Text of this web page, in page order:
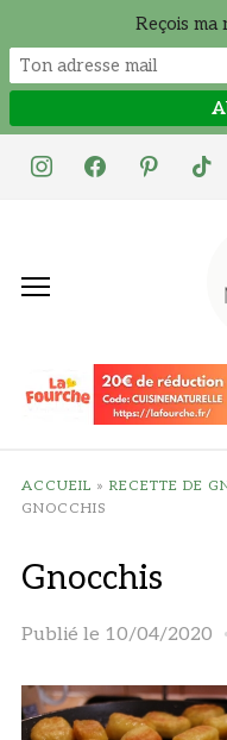
instagramfacebookpinteresttiktok
ACCUEIL » RECETTE DE
GNOCCHIS
Gnocchis
Publié le 10/04/2020
Reçois ma